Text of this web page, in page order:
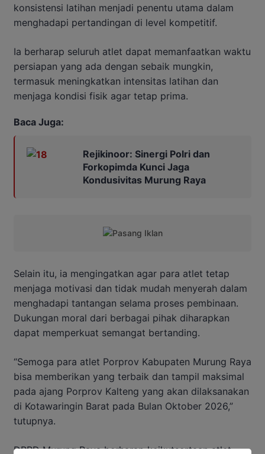
konsistensi latihan menjadi penentu utama dalam
menghadapi pertandingan di level kompetitif.
Ia berharap seluruh atlet dapat memanfaatkan waktu
persiapan yang ada dengan sebaik mungkin,
termasuk meningkatkan intensitas latihan dan
menjaga kondisi fisik agar tetap prima.
Baca Juga:
Rejikinoor: Sinergi Polri dan
Forkopimda Kunci Jaga
Kondusivitas Murung Raya
Selain itu, ia mengingatkan agar para atlet tetap
menjaga motivasi dan tidak mudah menyerah dalam
menghadapi tantangan selama proses pembinaan.
Dukungan moral dari berbagai pihak diharapkan
dapat memperkuat semangat bertanding.
“Semoga para atlet Porprov Kabupaten Murung Raya
bisa memberikan yang terbaik dan tampil maksimal
pada ajang Porprov Kalteng yang akan dilaksanakan
di Kotawaringin Barat pada Bulan Oktober 2026,”
tutupnya.
DPRD Murung Raya berharap keikutsertaan atlet